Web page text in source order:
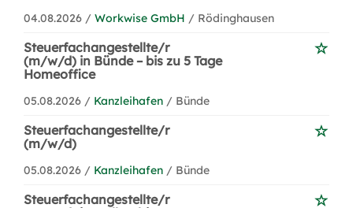
04.08.2026 / Workwise GmbH / Rödinghausen
Steuerfachangestellte/r
(m/w/d) in Bünde – bis zu 5 Tage
Homeoffice
05.08.2026 / Kanzleihafen / Bünde
Steuerfachangestellte/r
(m/w/d)
05.08.2026 / Kanzleihafen / Bünde
Steuerfachangestellte/r